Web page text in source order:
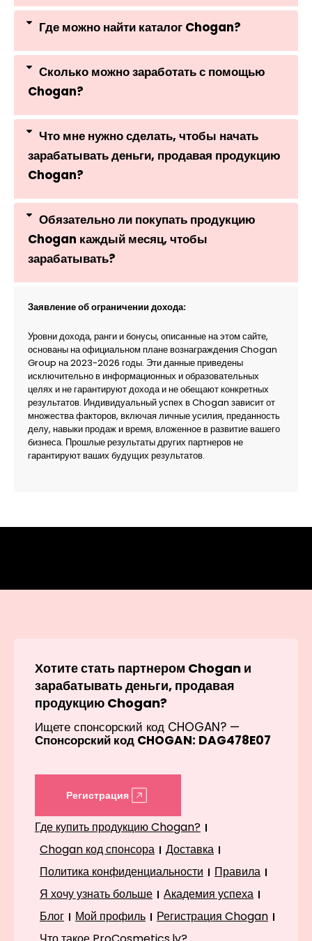
Где можно найти каталог Chogan?
Сколько можно заработать с помощью
Chogan?
Что мне нужно сделать, чтобы начать
зарабатывать деньги, продавая продукцию
Chogan?
Обязательно ли покупать продукцию
Chogan каждый месяц, чтобы
зарабатывать?
Заявление об ограничении дохода:
Уровни дохода, ранги и бонусы, описанные на этом сайте,
основаны на официальном плане вознаграждения Chogan
Group на 2023-2026 годы. Эти данные приведены
исключительно в информационных и образовательных
целях и не гарантируют дохода и не обещают конкретных
результатов. Индивидуальный успех в Chogan зависит от
множества факторов, включая личные усилия, преданность
делу, навыки продаж и время, вложенное в развитие вашего
бизнеса. Прошлые результаты других партнеров не
гарантируют ваших будущих результатов.
Хотите стать партнером Chogan и
зарабатывать деньги, продавая
продукцию Chogan?
Ищете спонсорский код CHOGAN? —
Спонсорский код CHOGAN: DAG478E07
Регистрация
Где купить продукцию Chogan?
Chogan код спонсора
Доставка
Политика конфиденциальности
Правила
Я хочу узнать больше
Академия успеха
Блог
Мой профиль
Регистрация Chogan